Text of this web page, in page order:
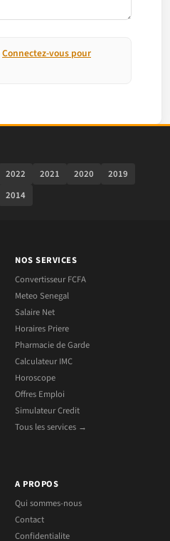
Connectez-vous pour
2022 2021 2020
2019
2014
NOS SERVICES
Convertisseur FCFA
Meteo Senegal
Salaire Net
Horaires Priere
Pharmacie de Garde
Calculateur IMC
Horoscope
Offres Emploi
Simulateur Credit
Tous les services →
A PROPOS
Qui sommes-nous
Contact
Confidentialite